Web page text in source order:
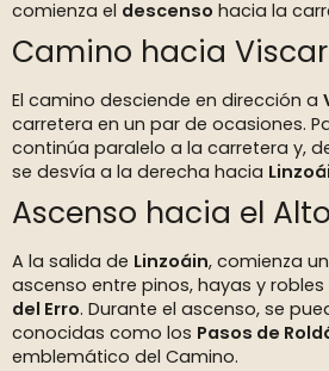
comienza el descenso hacia la
Camino hacia
El camino desciende en dirección a
carretera en un par de ocasiones.
continúa paralelo a la carretera y,
se desvía a la derecha hacia
Ascenso hacia el
A la salida de Linzoáin, comienza
ascenso entre pinos, hayas y
del Erro. Durante el ascenso, se
conocidas como los Pasos de
emblemático del Camino.